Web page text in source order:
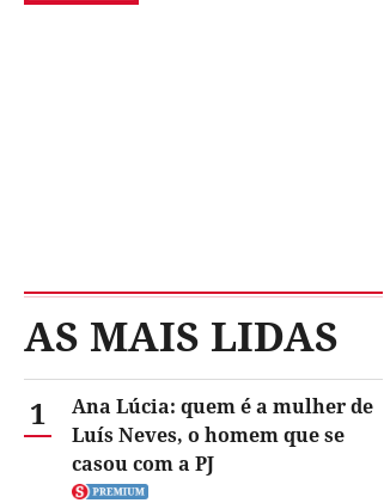
AS MAIS LIDAS
1
Ana Lúcia: quem é a mulher de
Luís Neves, o homem que se
casou com a PJ